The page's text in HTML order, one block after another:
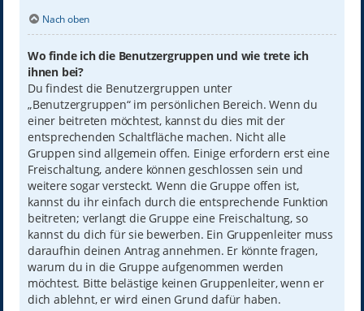
Nach oben
Wo finde ich die Benutzergruppen und wie trete ich
ihnen bei?
Du findest die Benutzergruppen unter
„Benutzergruppen“ im persönlichen Bereich. Wenn du
einer beitreten möchtest, kannst du dies mit der
entsprechenden Schaltfläche machen. Nicht alle
Gruppen sind allgemein offen. Einige erfordern erst eine
Freischaltung, andere können geschlossen sein und
weitere sogar versteckt. Wenn die Gruppe offen ist,
kannst du ihr einfach durch die entsprechende Funktion
beitreten; verlangt die Gruppe eine Freischaltung, so
kannst du dich für sie bewerben. Ein Gruppenleiter muss
daraufhin deinen Antrag annehmen. Er könnte fragen,
warum du in die Gruppe aufgenommen werden
möchtest. Bitte belästige keinen Gruppenleiter, wenn er
dich ablehnt, er wird einen Grund dafür haben.